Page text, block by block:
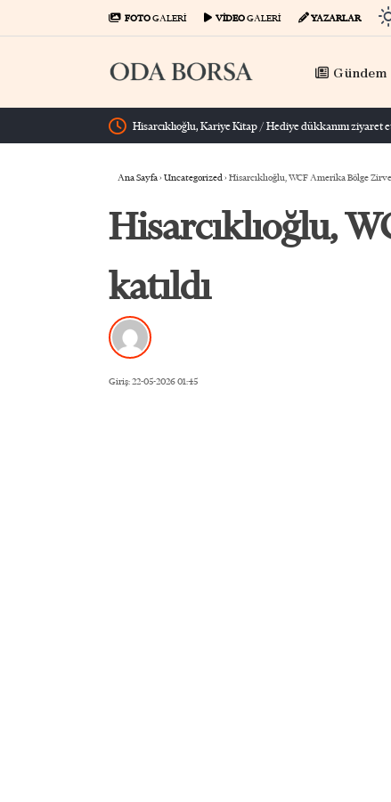
FOTOGALERİ VİDEOGALERİ YAZARLAR
Gündem
Ana Sayfa› Uncategorized› Hisarcıklıoğlu, WCF Amerika Bölge
Hisarcıklıoğlu,
katıldı
Giriş: 22-05-2026 01:45